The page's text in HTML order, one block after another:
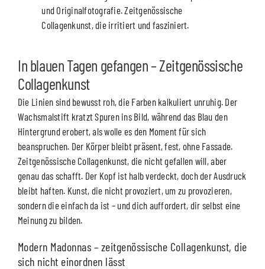
und Originalfotografie. Zeitgenössische
Collagenkunst, die irritiert und fasziniert.
In blauen Tagen gefangen – Zeitgenössische
Collagenkunst
Die Linien sind bewusst roh, die Farben kalkuliert unruhig. Der
Wachsmalstift kratzt Spuren ins Bild, während das Blau den
Hintergrund erobert, als wolle es den Moment für sich
beanspruchen. Der Körper bleibt präsent, fest, ohne Fassade.
Zeitgenössische Collagenkunst, die nicht gefallen will, aber
genau das schafft. Der Kopf ist halb verdeckt, doch der Ausdruck
bleibt haften. Kunst, die nicht provoziert, um zu provozieren,
sondern die einfach da ist – und dich auffordert, dir selbst eine
Meinung zu bilden.
Modern Madonnas – zeitgenössische Collagenkunst, die
sich nicht einordnen lässt